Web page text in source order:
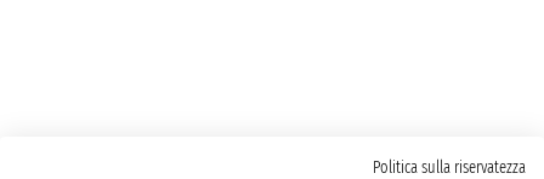
Politica sulla riservatezza